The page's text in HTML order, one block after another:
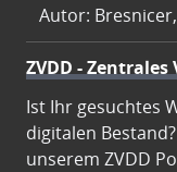
Autor:
ZVDD -
Ist Ihr gesuchtes
digitalen
unserem ZVDD